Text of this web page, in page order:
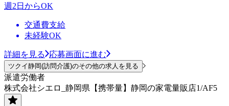
週2日からOK
交通費支給
未経験OK
詳細を見る 応募画面に進む
ツクイ静岡(訪問介護)のその他の求人を見る
派遣労働者
株式会社シエロ_静岡県【携帯量】静岡の家電量販店1/AF5